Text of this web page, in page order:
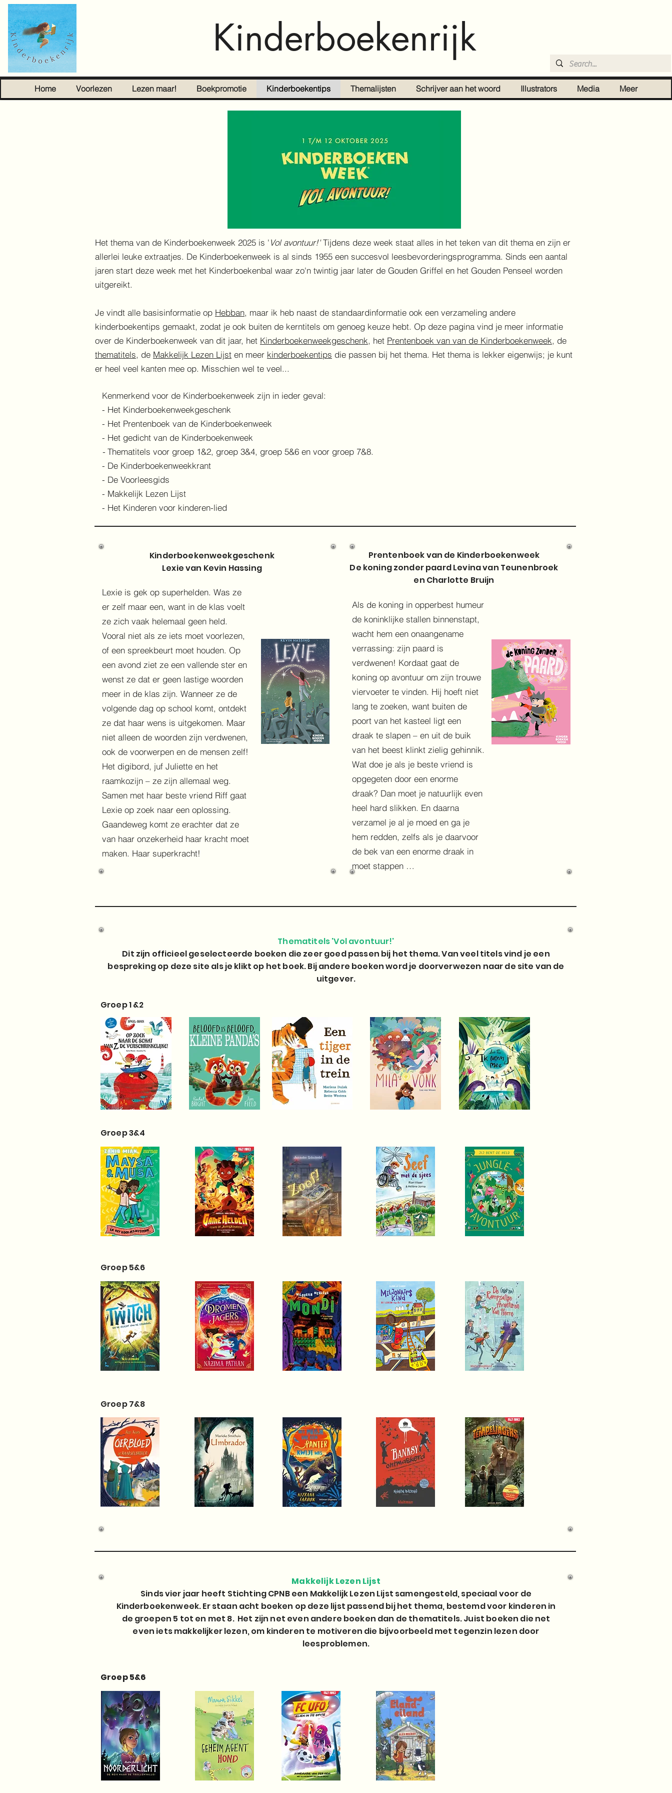
Kinderboekenrijk
Home Voorlezen Lezen maar! Boekpromotie Kinderboekentips Themalijsten Schrijver aan het woord Illustrators Media Meer
Het thema van de Kinderboekenweek 2025 is 'Vol avontuur!'Tijdens deze week staat alles in het teken van dit thema en zijn er
allerlei leuke extraatjes. De Kinderboekenweek is al sinds 1955 een succesvol leesbevorderingsprogramma. Sinds een aantal
jaren start deze week met het Kinderboekenbal waar zo'n twintig jaar later de Gouden Griffel en het Gouden Penseel worden
uitgereikt.
Je vindt alle basisinformatie op Hebban, maar ik heb naast de standaardinformatie ook een verzameling andere
kinderboekentips gemaakt, zodat je ook buiten de kerntitels om genoeg keuze hebt. Op deze pagina vind je meer informatie
over de Kinderboekenweek van dit jaar, het Kinderboekenweekgeschenk, het Prentenboek van van de Kinderboekenweek, de
thematitels, de Makkelijk Lezen Lijst en meer kinderboekentips die passen bij het thema. Het thema is lekker eigenwijs; je kunt
er heel veel kanten mee op. Misschien wel te veel...
Kenmerkend voor de Kinderboekenweek zijn in ieder geval:
- Het Kinderboekenweekgeschenk
- Het Prentenboek van de Kinderboekenweek
- Het gedicht van de Kinderboekenweek
- Thematitels voor groep 1&2, groep 3&4, groep 5&6 en voor groep 7&8.
- De Kinderboekenweekkrant
- De Voorleesgids
- Makkelijk Lezen Lijst
- Het Kinderen voor kinderen-lied
Kinderboekenweekgeschenk
Lexie van Kevin Hassing
Lexie is gek op superhelden. Was ze
er zelf maar een, want in de klas voelt
ze zich vaak helemaal geen held.
Vooral niet als ze iets moet voorlezen,
of een spreekbeurt moet houden. Op
een avond ziet ze een vallende ster en
wenst ze dat er geen lastige woorden
meer in de klas zijn. Wanneer ze de
volgende dag op school komt, ontdekt
ze dat haar wens is uitgekomen. Maar
niet alleen de woorden zijn verdwenen,
ook de voorwerpen en de mensen zelf!
Het digibord, juf Juliette en het
raamkozijn – ze zijn allemaal weg.
Samen met haar beste vriend Riff gaat
Lexie op zoek naar een oplossing.
Gaandeweg komt ze erachter dat ze
van haar onzekerheid haar kracht moet
maken. Haar superkracht!
Prentenboek van de Kinderboekenweek
De koning zonder paard Levina van Teunenbroek
en Charlotte Bruijn
Als de koning in opperbest humeur
de koninklijke stallen binnenstapt,
wacht hem een onaangename
verrassing: zijn paard is
verdwenen! Kordaat gaat de
koning op avontuur om zijn trouwe
viervoeter te vinden. Hij hoeft niet
lang te zoeken, want buiten de
poort van het kasteel ligt een
draak te slapen – en uit de buik
van het beest klinkt zielig gehinnik.
Wat doe je als je beste vriend is
opgegeten door een enorme
draak? Dan moet je natuurlijk even
heel hard slikken. En daarna
verzamel je al je moed en ga je
hem redden, zelfs als je daarvoor
de bek van een enorme draak in
moet stappen …
Thematitels 'Vol avontuur!'
Dit zijn officieel geselecteerde boeken die zeer goed passen bij het thema. Van veel titels vind je een
bespreking op deze site als je klikt op het boek. Bij andere boeken word je doorverwezen naar de site van de
uitgever.
Groep 1 &2
Groep 3&4
Groep 5&6
Groep 7&8
Makkelijk Lezen Lijst
Sinds vier jaar heeft Stichting CPNB een Makkelijk Lezen Lijst samengesteld, speciaal voor de
Kinderboekenweek. Er staan acht boeken op deze lijst passend bij het thema, bestemd voor kinderen in
de groepen 5 tot en met 8. Het zijn net even andere boeken dan de thematitels. Juist boeken die net
even iets makkelijker lezen, om kinderen te motiveren die bijvoorbeeld met tegenzin lezen door
leesproblemen.
Groep 5&6